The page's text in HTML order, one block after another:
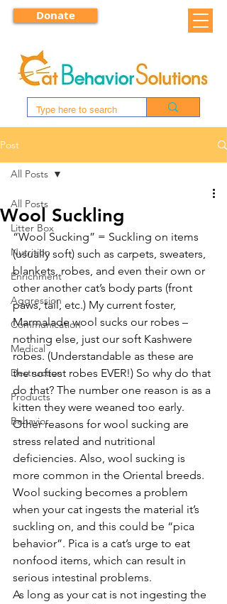
Donate
Post
All Posts
Litter Box
Nutrition
Enrichment
Aggression
Communication
Medical
Destruction
Products
Behavior
All Posts
Wool Suckling
“Wool Sucking” = Suckling on items
(usually soft) such as carpets, sweaters,
blankets, robes, and even their own or
other another cat’s body parts (front
paws, tail, etc.) My current foster,
Marmalade wool sucks our robes –
nothing else, just our soft Kashwere
robes. (Understandable as these are
the softest robes EVER!) So why do that
do that? The number one reason is as a
kitten they were weaned too early.
Other reasons for wool sucking are
stress related and nutritional
deficiencies. Also, wool sucking is
more common in the Oriental breeds.
Wool sucking becomes a problem
when your cat ingests the material it’s
suckling on, and this could be “pica
behavior”. Pica is a cat’s urge to eat
nonfood items, which can result in
serious intestinal problems.
As long as your cat is not ingesting the